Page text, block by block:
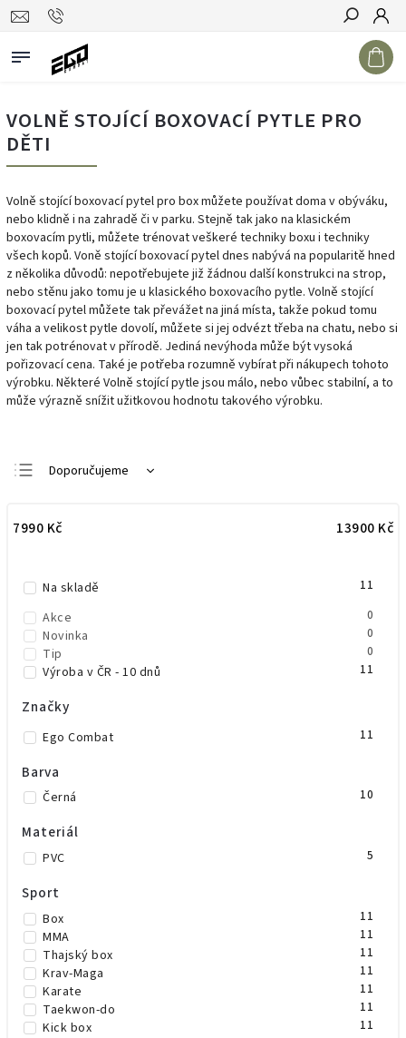
Hledat
VOLNĚ STOJÍCÍ BOXOVACÍ PYTLE PRO
DĚTI
Volně stojící boxovací pytel pro box můžete používat doma v obýváku,
nebo klidně i na zahradě či v parku. Stejně tak jako na klasickém
boxovacím pytli, můžete trénovat veškeré techniky boxu i techniky
všech kopů. Voně stojící boxovací pytel dnes nabývá na popularitě hned
z několika důvodů: nepotřebujete již žádnou další konstrukci na strop,
nebo stěnu jako tomu je u klasického boxovacího pytle. Volně stojící
boxovací pytel můžete tak převážet na jiná místa, takže pokud tomu
váha a velikost pytle dovolí, můžete si jej odvézt třeba na chatu, nebo si
jen tak potrénovat v přírodě. Jediná nevýhoda může být vysoká
pořizovací cena. Také je potřeba rozumně vybírat při nákupech tohoto
výrobku. Některé Volně stojící pytle jsou málo, nebo vůbec stabilní, a to
může výrazně snížit užitkovou hodnotu takového výrobku.
Doporučujeme
Nejdražší
Abecedně
7990 Kč 13900 Kč
Na skladě 11
Akce 0
Novinka 0
Tip 0
Výroba v ČR - 10 dnů 11
Značky
Ego Combat 11
Barva
Černá 10
Materiál
PVC 5
Sport
Box 11
MMA 11
Thajský box 11
Krav-Maga 11
Karate 11
Taekwon-do 11
Kick box 11